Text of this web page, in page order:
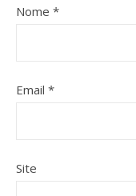
Nome *
Email *
Site